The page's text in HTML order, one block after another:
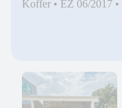
Koffer • EZ 06/2017 •